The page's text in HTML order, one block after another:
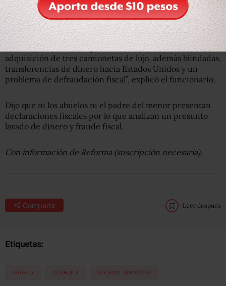
“Tiene en recepción de flujos de efectivo por 24 millones
de pesos en sus propias empresas, la adquisición de seis
vehículos de lujo en dos años, tres MBW, tres Jeep
Cherokee, además de que la abuela (…) tiene la
adquisición de tres camionetas de lujo, además blindadas,
transferencias de dinero hacia Estados Unidos y un
problema de defraudación fiscal”, explicó el funcionario.
Dijo que ni los abuelos ni el padre del menor presentan
declaraciones fiscales por lo que analizan un presunto
lavado de dinero y fraude fiscal.
Con información de Reforma (suscripción necesaria).
Compartir Leer después
Etiquetas:
ABUELO COAHUILA COLEGIO CERVANTES